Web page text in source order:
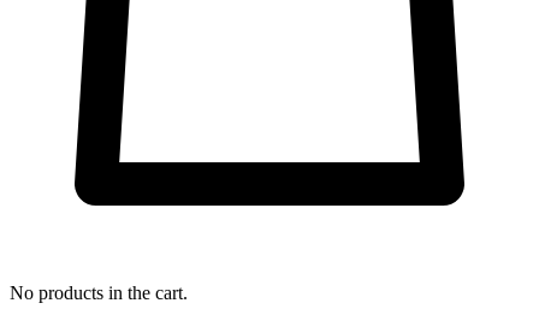
No products in the cart.